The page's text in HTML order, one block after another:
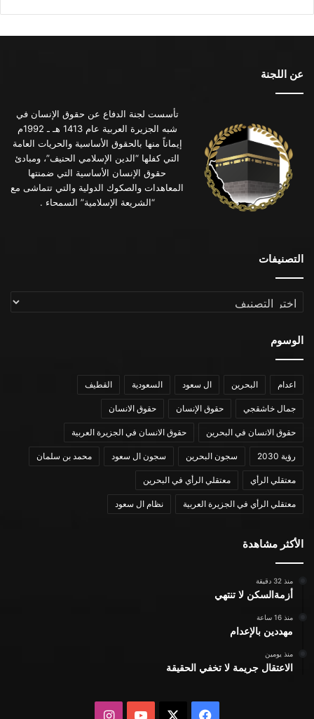
عن اللجنة
تأسست لجنة الدفاع عن حقوق الإنسان في
شبه الجزيرة العربية عام 1413 هـ ـ 1992م
إيماناً منها بالحقوق الأساسية والحريات العامة
التي كفلها “الدين الإسلامي الحنيف”، ومبادئ
حقوق الإنسان الأساسية التي ضمنتها
المعاهدات والصكوك الدولية والتي تتماشى مع
“الشريعة الإسلامية” السمحاء .
التصنيفات
التصنيفات
الوسوم
اعدام البحرين ال سعود السعودية القطيف
جمال خاشقجي حقوق الإنسان حقوق الانسان
حقوق الانسان في البحرين حقوق الانسان في الجزيرة العربية
رؤية 2030 سجون البحرين سجون ال سعود محمد بن سلمان
معتقلي الرأي معتقلي الرأي في البحرين
معتقلي الرأي في الجزيرة العربية نظام ال سعود
الأكثر مشاهدة
منذ 32 دقيقة
أزمةالسكن لا تنتهي
منذ 16 ساعة
مهددين بالإعدام
منذ يومين
الاعتقال جريمة لا تخفي الحقيقة
فيسبوك يوتيوبانستقرام